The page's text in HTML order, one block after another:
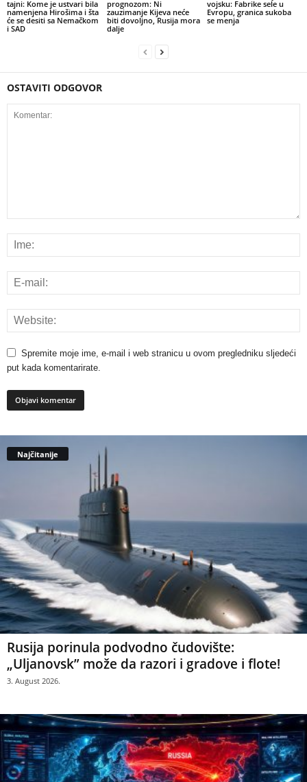
tajni: Kome je ustvari bila
namenjena Hirošima i šta
će se desiti sa Nemačkom
i SAD
prognozom: Ni
zauzimanje Kijeva neće
biti dovoljno, Rusija mora
dalje
vojsku: Fabrike sele u
Evropu, granica sukoba
se menja
OSTAVITI ODGOVOR
Spremite moje ime, e-mail i web stranicu u ovom pregledniku sljedeći
put kada komentarirate.
Najčitanije
Rusija porinula podvodno čudovište:
„Uljanovsk” može da razori i gradove i flote!
3. August 2026.